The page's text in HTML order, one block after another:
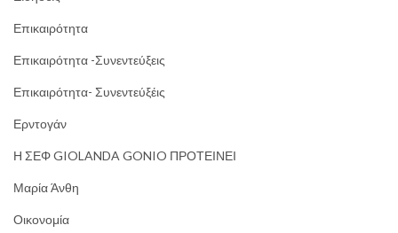
Επικαιρότητα
Επικαιρότητα -Συνεντεύξεις
Επικαιρότητα- Συνεντεύξέις
Ερντογάν
Η ΣΕΦ GIOLANDA GONIO ΠΡΟΤΕΙΝΕΙ
Μαρία Άνθη
Οικονομία